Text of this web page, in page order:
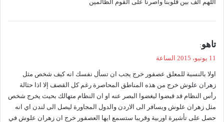
ل
اللهم آلف بين قلوبنا واصرنا على القوم الظالمين
ي
ل
تاهو:
11 يونيو، 2015 الساعة
اولا بالنسبة للمعلق عصفور خرج يجب ان تسأل نفسك انه كيف شخص مثل
زهران علوش خرج من هذه المناطق المحاصرة رغم كل القصف إلا اذا حثالة
رأس النظام قد قبضوا ليغضوا البصر عنه او ان النظام متهالك بحيث يخرج شخص
مثل زهران علوش ويسافر الى الاردن والدول المجاورة ليصل الى لندن اي انه
حصل على تأشيرة اوربية وقريبا ستسمع ايها العصفور خرج ان زهران علوش في